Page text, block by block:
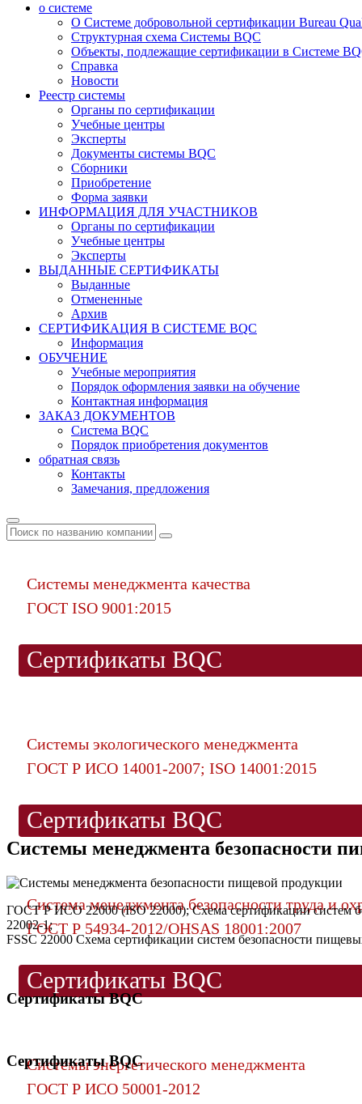
о системе
О Системе добровольной сертификации Bureau
Структурная схема Системы BQC
Объекты, подлежащие сертификации в Системе
Справка
Новости
Реестр системы
Органы по сертификации
Учебные центры
Эксперты
Документы системы BQC
Сборники
Приобретение
Форма заявки
ИНФОРМАЦИЯ ДЛЯ УЧАСТНИКОВ
Органы по сертификации
Учебные центры
Эксперты
ВЫДАННЫЕ СЕРТИФИКАТЫ
Выданные
Отмененные
Архив
СЕРТИФИКАЦИЯ В СИСТЕМЕ BQC
Информация
ОБУЧЕНИЕ
Учебные мероприятия
Порядок оформления заявки на обучение
Контактная информация
ЗАКАЗ ДОКУМЕНТОВ
Система BQC
Порядок приобретения документов
обратная связь
Контакты
Замечания, предложения
Системы менеджмента качества
ГОСТ ISO 9001:2015
Сертификаты BQC
Системы экологического менеджмента
ГОСТ Р ИСО 14001-2007; ISO 14001:2015
Сертификаты BQC
Система менеджмента безопасности труда и
ГОСТ Р 54934-2012/OHSAS 18001:2007
Сертификаты BQC
Системы энергетического менеджмента
ГОСТ Р ИСО 50001-2012
Системы менеджмента безопасности
ГОСТ Р ИСО 22000 (ISO 22000); Схема сертификации систем
22002-1;
FSSC 22000 Схема сертификации систем безопасности
Сертификаты BQC
Сертификаты BQC